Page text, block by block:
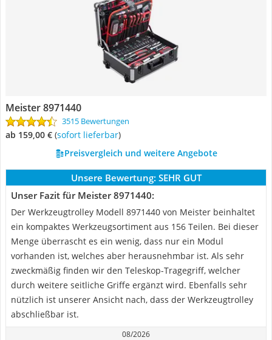
Meister 8971440
3515 Bewertungen
ab 159,00 € ( Sofort lieferbar)
Preisvergleich und weitere Angebote
Unsere Bewertung: SEHR GUT
Unser Fazit für Meister 8971440:
Der Werkzeugtrolley Modell 8971440 von Meister beinhaltet
ein kompaktes Werkzeugsortiment aus 156 Teilen. Bei dieser
Menge überrascht es ein wenig, dass nur ein Modul
vorhanden ist, welches aber herausnehmbar ist. Als sehr
zweckmäßig finden wir den Teleskop-Tragegriff, welcher
durch weitere seitliche Griffe ergänzt wird. Ebenfalls sehr
nützlich ist unserer Ansicht nach, dass der Werkzeugtrolley
abschließbar ist.
08/2026